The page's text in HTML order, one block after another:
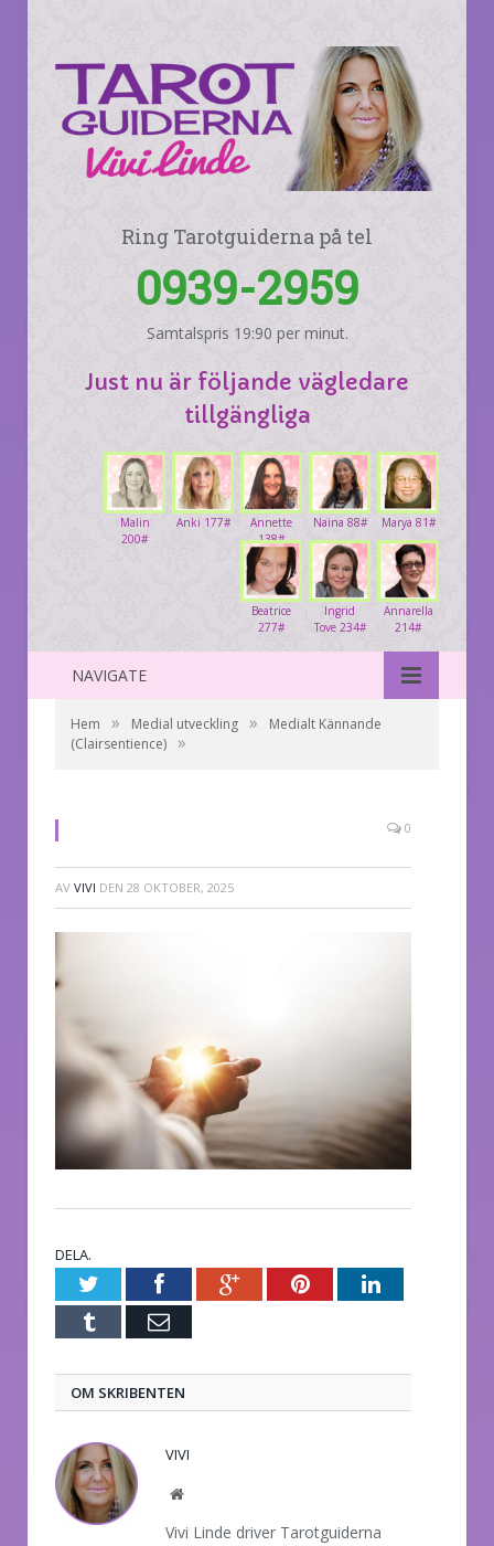
Ring Tarotguiderna på tel
0939-2959
Samtalspris 19:90 per minut.
Just nu är följande vägledare
tillgängliga
Marya 81#
Naina 88#
Annette
138#
Anki 177#
Malin
200#
Annarella
214#
Ingrid
Tove 234#
Beatrice
277#
NAVIGATE
Hem » Medial utveckling »
Medialt Kännande
(Clairsentience) »
0
AV VIVI DEN 28 OKTOBER, 2025
DELA.
TwitterFacebookGoogle+PinterestLinkedIn
Tumblr E-
OM SKRIBENTEN
VIVI
Website
Vivi Linde driver Tarotguiderna